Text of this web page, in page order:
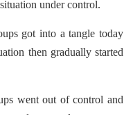
under control.
got into a tangle today
then gradually started
went out of control and